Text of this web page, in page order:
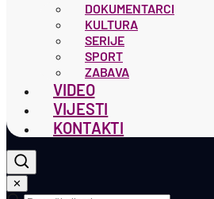
DOKUMENTARCI
KULTURA
SERIJE
SPORT
ZABAVA
VIDEO
VIJESTI
KONTAKTI
✕